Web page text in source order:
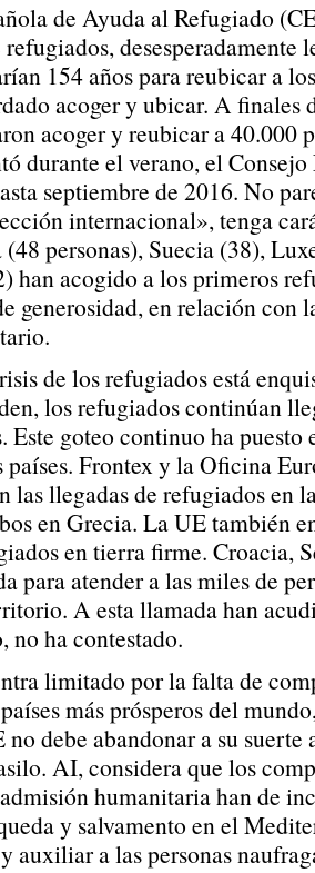
de Ayuda al Refugiado
desesperadamente
154 años para reubicar a
acoger y ubicar. A finales
acoger y reubicar a 40.000
durante el verano, el
septiembre de 2016. No
internacional», tenga
personas), Suecia (38),
han acogido a los primeros
generosidad, en relación con
de los refugiados está
los refugiados continúan
Este goteo continuo ha puesto
países. Frontex y la Oficina
las llegadas de refugiados en
en Grecia. La UE también
en tierra firme. Croacia,
para atender a las miles de
A esta llamada han
no ha contestado.
limitado por la falta de
más prósperos del
debe abandonar a su suerte
AI, considera que los
humanitaria han de
y salvamento en el
auxiliar a las personas